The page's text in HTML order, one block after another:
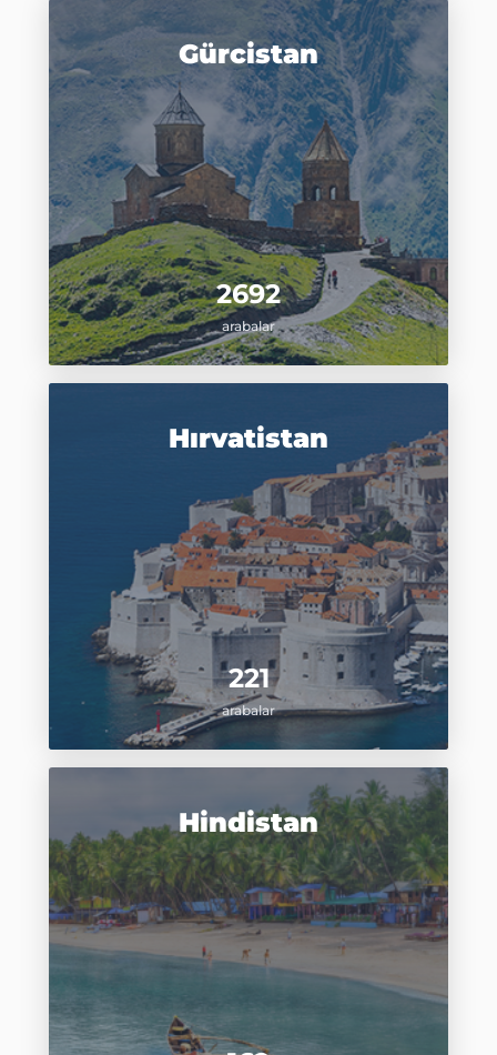
2692
arabalar
Gürcistan
221
arabalar
Hırvatistan
Hindistan